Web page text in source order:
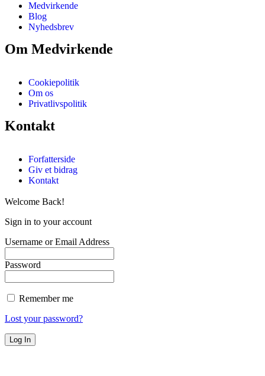
Medvirkende
Blog
Nyhedsbrev
Om Medvirkende
Cookiepolitik
Om os
Privatlivspolitik
Kontakt
Forfatterside
Giv et bidrag
Kontakt
Welcome Back!
Sign in to your account
Username or Email Address
Password
Remember me
Lost your password?